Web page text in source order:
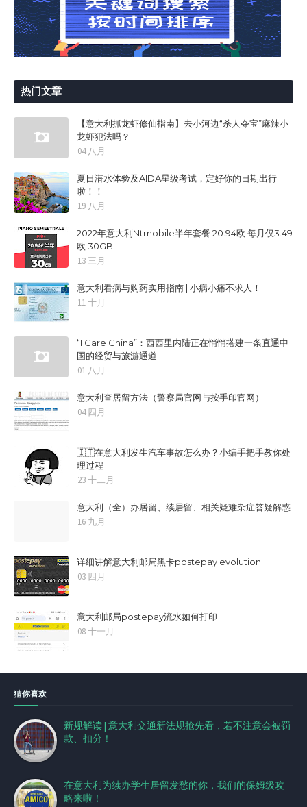
热门文章
【意大利抓龙虾修仙指南】去小河边“杀人夺宝”麻辣小
龙虾犯法吗？
04 八月
夏日潜水体验及AIDA星级考试，定好你的日期出行
啦！！
19 八月
2022年意大利Ntmobile半年套餐 20.94欧 每月仅3.49
欧 30GB
13 三月
意大利看病与购药实用指南 | 小病小痛不求人！
11 十月
“I Care China”：西西里内陆正在悄悄搭建一条直通中
国的经贸与旅游通道
01 八月
意大利查居留方法（警察局官网与按手印官网）
04 四月
🇮🇹在意大利发生汽车事故怎么办？小编手把手教你处
理过程
23 十二月
意大利（全）办居留、续居留、相关疑难杂症答疑解惑
16 九月
详细讲解意大利邮局黑卡postepay evolution
03 四月
意大利邮局postepay流水如何打印
08 十一月
猜你喜欢
新规解读 | 意大利交通新法规抢先看，若不注意会被罚
款、扣分！
在意大利为续办学生居留发愁的你，我们的保姆级攻
略来啦！